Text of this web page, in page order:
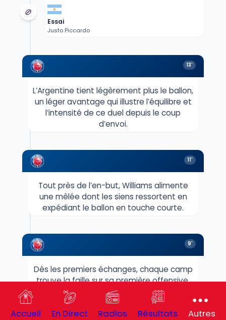
Essai
Justo Piccardo
13'
L’Argentine tient légèrement plus le ballon,
un léger avantage qui illustre l’équilibre et
l’intensité de ce duel depuis le coup
d’envoi.
11'
Tout près de l’en-but, Williams alimente
une mêlée dont les siens ressortent en
expédiant le ballon en touche courte.
9'
Dès les premiers échanges, chaque camp
trouve la faille sur sa première offensive,
puis la puissance du paquet argentin
impose un long temps fort qui ramène les
Pumas à proximité immédiate de l’en-but
Accueil En Direct Radios Résultats Autres